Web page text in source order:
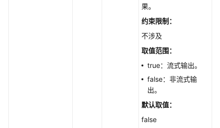
果。
约束限制：
不涉及
取值范围：
true：流式输出。
false：非流式输
出。
默认取值：
false